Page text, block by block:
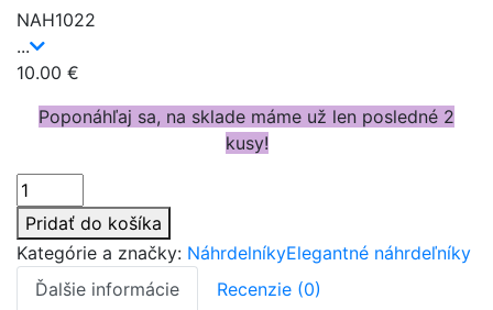
NAH1022
...
10.00 €
Poponáhľaj sa, na sklade máme už len posledné 2
kusy!
Množstvo
Pridať do košíka
Kategórie a značky: NáhrdelníkyElegantné náhrdeľníky
Ďalšie informácie
Recenzie (0)